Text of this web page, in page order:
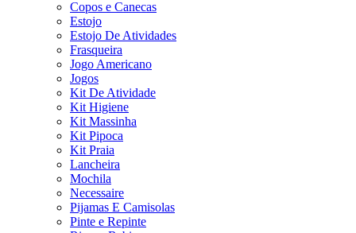
Copos e Canecas
Estojo
Estojo De Atividades
Frasqueira
Jogo Americano
Jogos
Kit De Atividade
Kit Higiene
Kit Massinha
Kit Pipoca
Kit Praia
Lancheira
Mochila
Necessaire
Pijamas E Camisolas
Pinte e Repinte